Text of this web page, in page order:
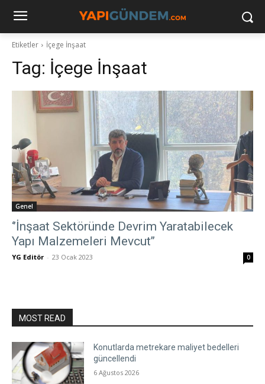
Etiketler İçege İnşaat
Tag: İçege İnşaat
Genel
‘’İnşaat Sektöründe Devrim Yaratabilecek
Yapı Malzemeleri Mevcut’’
YG Editör - 23 Ocak 2023 0
MOST READ
Konutlarda metrekare maliyet bedelleri
güncellendi
6 Ağustos 2026